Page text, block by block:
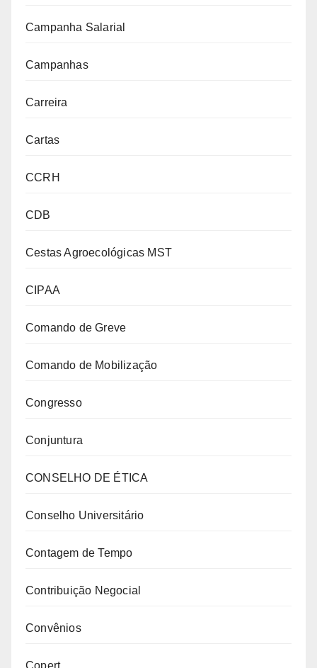
Campanha Salarial
Campanhas
Carreira
Cartas
CCRH
CDB
Cestas Agroecológicas MST
CIPAA
Comando de Greve
Comando de Mobilização
Congresso
Conjuntura
CONSELHO DE ÉTICA
Conselho Universitário
Contagem de Tempo
Contribuição Negocial
Convênios
Copert